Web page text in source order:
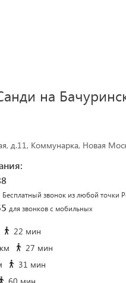
на
д.11, Коммунарка, Новая
Бесплатный звонок из любой точки
для звонков с мобильных
22 мин
27 мин
31 мин